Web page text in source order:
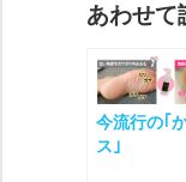
あわせて
今流行の｢
ス｣